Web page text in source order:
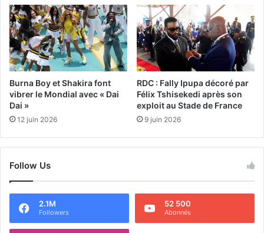
Burna Boy et Shakira font
vibrer le Mondial avec « Dai
Dai »
12 juin 2026
RDC : Fally Ipupa décoré par
Félix Tshisekedi après son
exploit au Stade de France
9 juin 2026
Follow Us
2.1M
Followers
52 500
Abonnés